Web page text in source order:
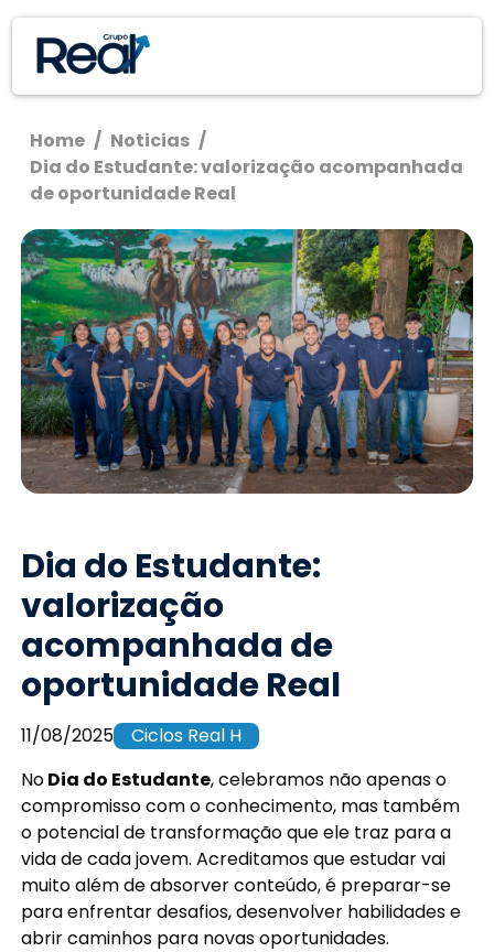
Home / Noticias /
Dia do Estudante: valorização acompanhada
de oportunidade Real
Dia do Estudante:
valorização
acompanhada de
oportunidade Real
11/08/2025
Ciclos Real H
NoDia do Estudante, celebramos não apenas o
compromisso com o conhecimento, mas também
o potencial de transformação que ele traz para a
vida de cada jovem. Acreditamos que estudar vai
muito além de absorver conteúdo, é preparar-se
para enfrentar desafios, desenvolver habilidades e
abrir caminhos para novas oportunidades.